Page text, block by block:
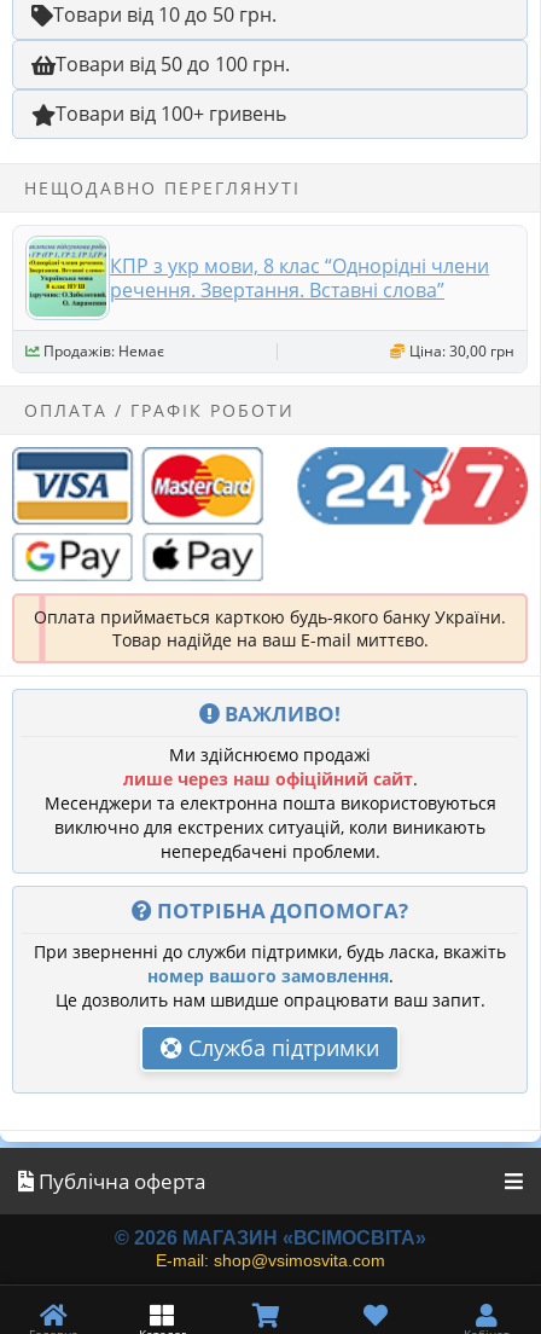
Товари від 10 до 50 грн.
Товари від 50 до 100 грн.
Товари від 100+ гривень
НЕЩОДАВНО ПЕРЕГЛЯНУТІ
КПР з укр мови, 8 клас “Однорідні члени
речення. Звертання. Вставні слова”
Продажів: Немає Ціна: 30,00 грн
ОПЛАТА / ГРАФІК РОБОТИ
Оплата приймається карткою будь-якого банку України.
Товар надійде на ваш E-mail миттєво.
ВАЖЛИВО!
Ми здійснюємо продажі
лише через наш офіційний сайт.
Месенджери та електронна пошта використовуються
виключно для екстрених ситуацій, коли виникають
непередбачені проблеми.
ПОТРІБНА ДОПОМОГА?
При зверненні до служби підтримки, будь ласка, вкажіть
номер вашого замовлення.
Це дозволить нам швидше опрацювати ваш запит.
Служба підтримки
Публічна оферта
© 2026 МАГАЗИН «ВСІМОСВІТА»
E-mail: shop@vsimosvita.com